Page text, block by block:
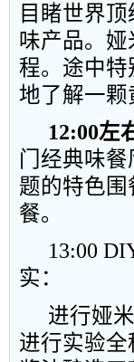
目睹世界
味产品。
程。途中特
地了解一颗
12:00左
门经典味
题的特色
餐。
13:00
实：
进行娅
进行实验